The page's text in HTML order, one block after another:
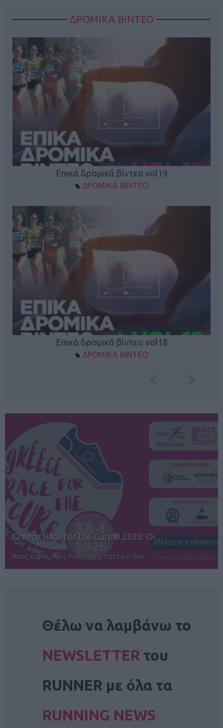
ΔΡΟΜΙΚΑ ΒΙΝΤΕΟ
Επικά δρομικά βίντεο vol19
ΔΡΟΜΙΚΑ ΒΙΝΤΕΟ
Επικά δρομικά βίντεο vol18
ΔΡΟΜΙΚΑ ΒΙΝΤΕΟ
Greece Race for the Cure® 2026: Οι …
Νέος χώρος, νέες διαδρομές, πάντα ο ίδιο…
Θέλω να λαμβάνω το
NEWSLETTER του
RUNNER με όλα τα
RUNNING NEWS